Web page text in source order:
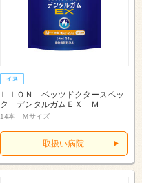
ＬＩＯＮ ベッツドクタースペッ
ク デンタルガムＥＸ Ｍ
14本 Ｍサイズ
取扱い病院